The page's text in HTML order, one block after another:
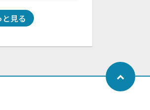
と見る